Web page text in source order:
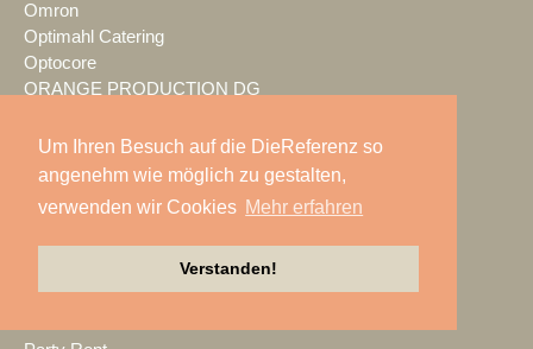
Um Ihren Besuch auf die DieReferenz so
angenehm wie möglich zu gestalten,
verwenden wir Cookies Mehr erfahren
Verstanden!
Omron
Optimahl Catering
Optocore
ORANGE PRODUCTION DG
Otto Events
P2 Veranstaltungstechnik
Palmer
PAM/events
pan-pro